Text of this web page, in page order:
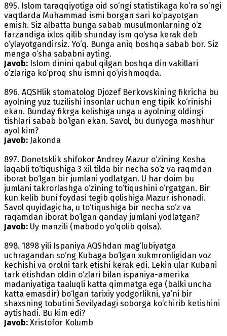
895. Islom taraqqiyotiga oid so‘ngi statistikaga ko‘ra so‘ngi
vaqtlarda Muhammad ismi borgan sari ko‘payotgan
emish. Siz albatta bunga sabab musulmonlarning o‘z
farzandiga ixlos qilib shunday ism qo‘ysa kerak deb
o‘ylayotgandirsiz. Yo‘q. Bunga aniq boshqa sabab bor. Siz
menga o‘sha sababni ayting.
Javob: Islom dinini qabul qilgan boshqa din vakillari
o‘zlariga ko‘proq shu ismni qo‘yishmoqda.
896. AQSHlik stomatolog Djozef Berkovskining fikricha bu
ayolning yuz tuzilishi insonlar uchun eng tipik ko‘rinishi
ekan. Bunday fikrga kelishiga unga u ayolning oldingi
tishlari sabab bo‘lgan ekan. Savol, bu dunyoga mashhur
ayol kim?
Javob: Jakonda
897. Donetsklik shifokor Andrey Mazur o‘zining Kesha
laqabli to‘tiqushiga 3 xil tilda bir necha so‘z va raqmdan
iborat bo‘lgan bir jumlani yodlatgan. U har doim bu
jumlani takrorlashga o‘zining to‘tiqushini o‘rgatgan. Bir
kun kelib buni foydasi tegib qolishiga Mazur ishonadi.
Savol quyidagicha, u to‘tiqushiga bir necha so‘z va
raqamdan iborat bo‘lgan qanday jumlani yodlatgan?
Javob: Uy manzili (mabodo yo‘qolib qolsa).
898. 1898 yili Ispaniya AQShdan mag‘lubiyatga
uchragandan so‘ng Kubaga bo‘lgan xukmronligidan voz
kechishi va orolni tark etishi kerak edi. Lekin ular Kubani
tark etishdan oldin o‘zlari bilan ispaniya-amerika
madaniyatiga taaluqli katta qimmatga ega (balki uncha
katta emasdir) bo‘lgan tarixiy yodgorlikni, ya’ni bir
shaxsning tobutini Sevilyadagi soborga ko‘chirib ketishini
aytishadi. Bu kim edi?
Javob: Xristofor Kolumb